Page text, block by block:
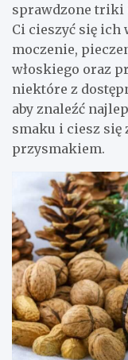
sprawdzone triki
Ci cieszyć się
moczenie,
włoskiego oraz
niektóre z
aby znaleźć
smaku i ciesz
przysmakiem.